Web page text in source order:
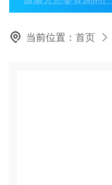
当前位置：首页